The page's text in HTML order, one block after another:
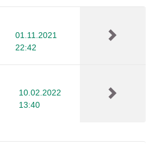
01.11.2021
22:42
10.02.2022
13:40